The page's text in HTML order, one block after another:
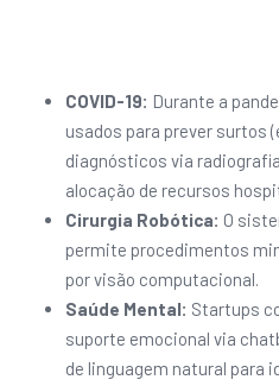
COVID-19: Durante a
usados para prever surtos
diagnósticos via
alocação de recursos
Cirurgia Robótica: O
permite procedimentos
por visão computacional.
Saúde Mental: Startups
suporte emocional via
de linguagem natural para